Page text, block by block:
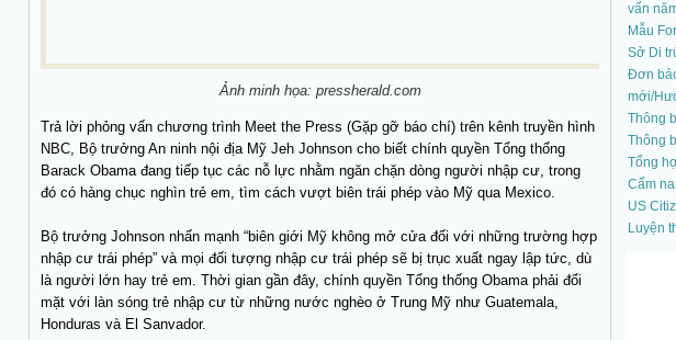
Ảnh minh họa: pressherald.com
Trả lời phỏng vấn chương trình Meet the Press (Gặp gỡ báo chí) trên kênh truyền hình
NBC, Bộ trưởng An ninh nội địa Mỹ Jeh Johnson cho biết chính quyền Tổng thống
Barack Obama đang tiếp tục các nỗ lực nhằm ngăn chặn dòng người nhập cư, trong
đó có hàng chục nghìn trẻ em, tìm cách vượt biên trái phép vào Mỹ qua Mexico.
Bộ trưởng Johnson nhấn mạnh “biên giới Mỹ không mở cửa đối với những trường hợp
nhập cư trái phép” và mọi đối tượng nhập cư trái phép sẽ bị trục xuất ngay lập tức, dù
là người lớn hay trẻ em. Thời gian gần đây, chính quyền Tổng thống Obama phải đối
mặt với làn sóng trẻ nhập cư từ những nước nghèo ở Trung Mỹ như Guatemala,
Honduras và El Sanvador.
vấn
Mẫu
Sở Di
Đơn
mới/
Thông
Thông
Tổng
Cẩm
US
Luyện